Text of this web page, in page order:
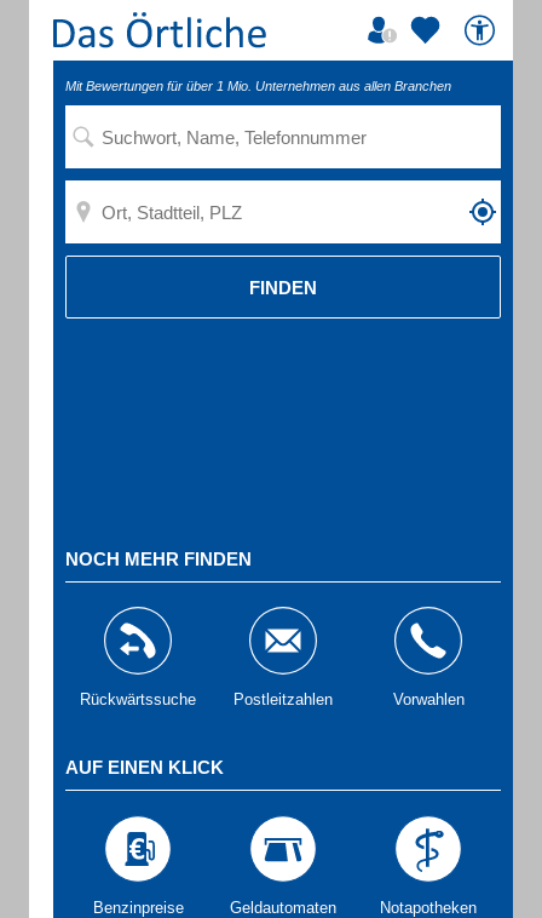
Mit Bewertungen für über 1 Mio. Unternehmen aus allen Branchen
FINDEN
NOCH MEHR FINDEN
Rückwärtssuche Postleitzahlen Vorwahlen
AUF EINEN KLICK
Benzinpreise Geldautomaten Notapotheken